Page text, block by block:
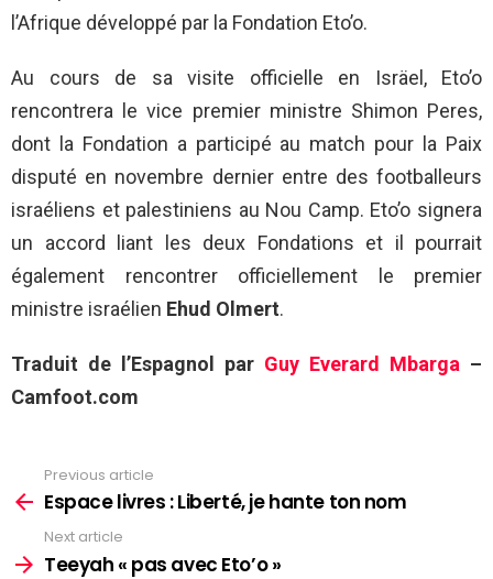
l’Afrique développé par la Fondation Eto’o.
Au cours de sa visite officielle en Isräel, Eto’o
rencontrera le vice premier ministre Shimon Peres,
dont la Fondation a participé au match pour la Paix
disputé en novembre dernier entre des footballeurs
israéliens et palestiniens au Nou Camp. Eto’o signera
un accord liant les deux Fondations et il pourrait
également rencontrer officiellement le premier
ministre israélien Ehud Olmert.
Traduit de l’Espagnol par Guy Everard Mbarga –
Camfoot.com
more
Previous article
Espace livres : Liberté, je hante ton nom
Next article
Teeyah « pas avec Eto’o »